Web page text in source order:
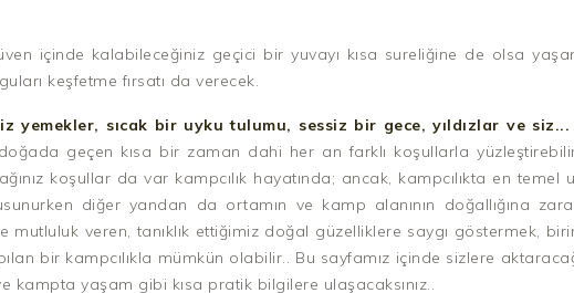
içinde kalabileceğiniz geçici bir yuvayı kısa sureliğine de olsa
keşfetme fırsatı da verecek.
yemekler, sıcak bir uyku tulumu, sessiz bir gece, yıldızlar ve siz...
geçen kısa bir zaman dahi her an farklı koşullarla yüzleştirebilir
koşullar da var kampcılık hayatında; ancak, kampcılıkta en temel
diğer yandan da ortamın ve kamp alanının doğallığına
mutluluk veren, tanıklık ettiğimiz doğal güzelliklere saygı göstermek,
bir kampcılıkla mümkün olabilir.. Bu sayfamız içinde sizlere
kampta yaşam gibi kısa pratik bilgilere ulaşacaksınız..